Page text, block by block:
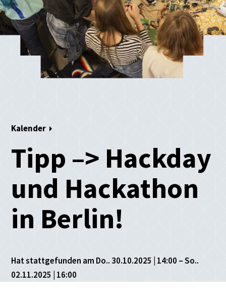
Kalender
Tipp –> Hackday
und Hackathon
in Berlin!
Hat stattgefunden am Do.. 30.10.2025 | 14:00 – So..
02.11.2025 | 16:00